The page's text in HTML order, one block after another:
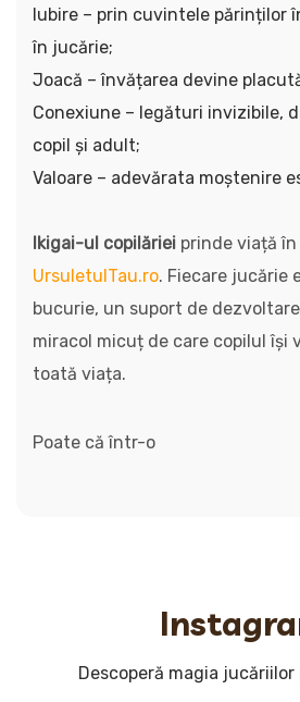
Iubire – prin cuvintele părinților
în jucărie;
Joacă – învățarea devine
Conexiune – legături invizibile,
copil și adult;
Valoare – adevărata moștenire
Ikigai-ul copilăriei prinde viață
UrsuletulTau.ro. Fiecare jucărie
bucurie, un suport de
miracol micuț de care copilul își
toată viața.
Poate că într-o
Descoperă magia